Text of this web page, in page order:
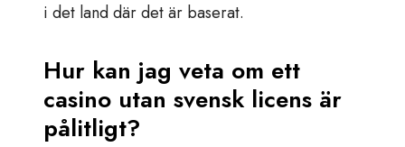
i det land där det är baserat.
Hur kan jag veta om ett
casino utan svensk licens är
pålitligt?